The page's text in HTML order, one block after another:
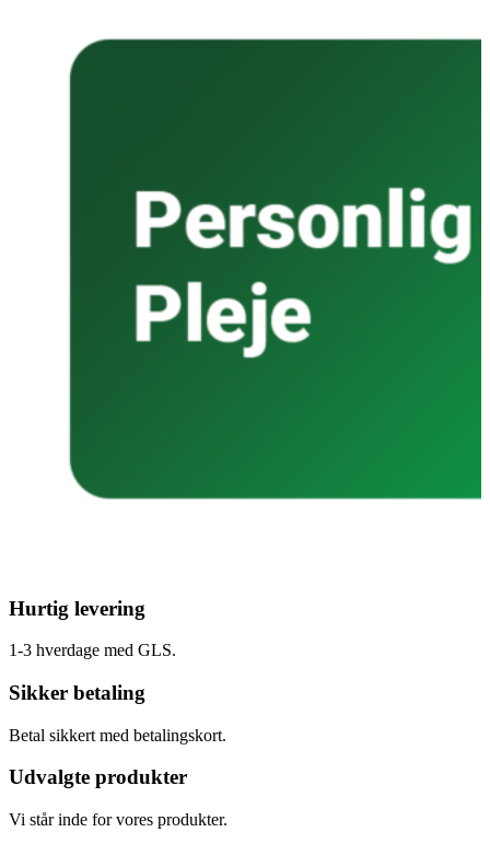
Hurtig levering
1-3 hverdage med GLS.
Sikker betaling
Betal sikkert med betalingskort.
Udvalgte produkter
Vi står inde for vores produkter.